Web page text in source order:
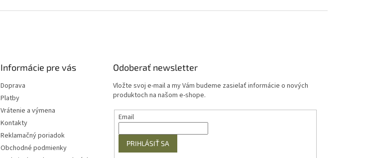
Informácie pre vás
Doprava
Platby
Vrátenie a výmena
Kontakty
Reklamačný poriadok
Obchodné podmienky
Odoberať newsletter
Vložte svoj e-mail a my Vám budeme zasielať informácie o nových
produktoch na našom e-shope.
Email
PRIHLÁSIŤ SA